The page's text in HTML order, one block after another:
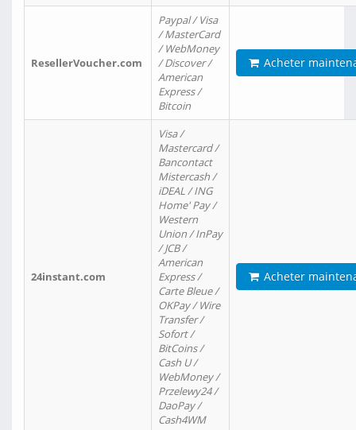
ResellerVoucher.com
Paypal / Visa
/ MasterCard
/ WebMoney
/ Discover /
American
Express /
Bitcoin
Acheter
24instant.com
Visa /
Mastercard /
Bancontact
Mistercash /
iDEAL / ING
Home' Pay /
Western
Union / InPay
/ JCB /
American
Express /
Carte Bleue /
OKPay / Wire
Transfer /
Sofort /
BitCoins /
Cash U /
WebMoney /
Przelewy24 /
DaoPay /
Cash4WM
Acheter